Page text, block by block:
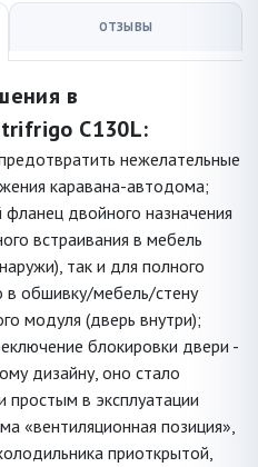
ОТЗЫВЫ
в
C130L:
нежелательные
каравана-автодома;
двойного назначения
встраивания в мебель
так и для полного
в обшивку/мебель/стену
модуля (дверь внутри);
блокировки двери -
дизайну, оно стало
в эксплуатации
«вентиляционная позиция»,
приоткрытой,